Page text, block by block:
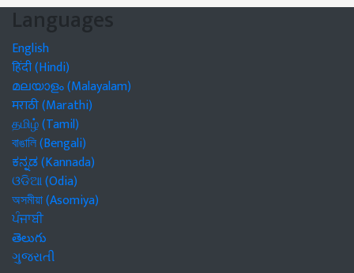
Languages
English
हिंदी (Hindi)
മലയാളം (Malayalam)
मराठी (Marathi)
தமிழ் (Tamil)
বাঙালি (Bengali)
ಕನ್ನಡ (Kannada)
ଓଡିଆ (Odia)
অসমীয়া (Asomiya)
ਪੰਜਾਬੀ
తెలుగు
ગુજરાતી